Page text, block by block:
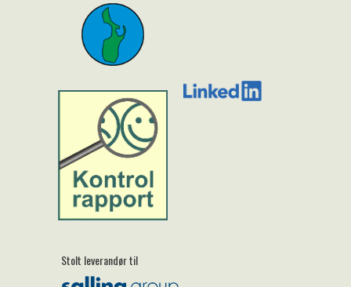
Stolt leverandør til